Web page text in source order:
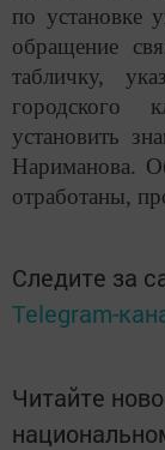
по установке
обращение
табличку,
городского
установить
Нариманова.
отработаны,
Следите за
Telegram-
Читайте